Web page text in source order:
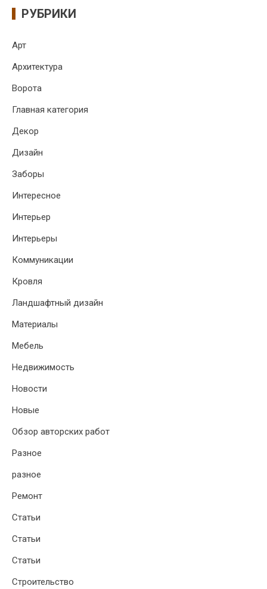
РУБРИКИ
Арт
Архитектура
Ворота
Главная категория
Декор
Дизайн
Заборы
Интересное
Интерьер
Интерьеры
Коммуникации
Кровля
Ландшафтный дизайн
Материалы
Мебель
Недвижимость
Новости
Новые
Обзор авторских работ
Разное
разное
Ремонт
Статьи
Статьи
Статьи
Строительство